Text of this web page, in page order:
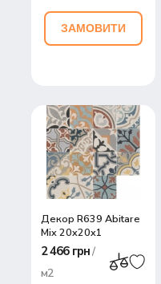
ЗАМОВИТИ
Декор R639 Abitare
Mix 20x20x1
2 466 грн/
м2